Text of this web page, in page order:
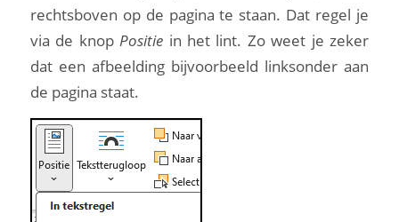
rechtsboven op de pagina te staan. Dat regel je
via de knopPositie in het lint. Zo weet je zeker
dat een afbeelding bijvoorbeeld linksonder aan
de pagina staat.